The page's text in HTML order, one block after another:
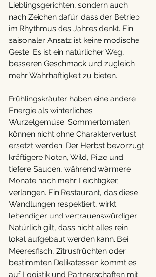
Lieblingsgerichten, sondern auch
nach Zeichen dafür, dass der Betrieb
im Rhythmus des Jahres denkt. Ein
saisonaler Ansatz ist keine modische
Geste. Es ist ein natürlicher Weg,
besseren Geschmack und zugleich
mehr Wahrhaftigkeit zu bieten.
Frühlingskräuter haben eine andere
Energie als winterliches
Wurzelgemüse. Sommertomaten
können nicht ohne Charakterverlust
ersetzt werden. Der Herbst bevorzugt
kräftigere Noten, Wild, Pilze und
tiefere Saucen, während wärmere
Monate nach mehr Leichtigkeit
verlangen. Ein Restaurant, das diese
Wandlungen respektiert, wirkt
lebendiger und vertrauenswürdiger.
Natürlich gilt, dass nicht alles rein
lokal aufgebaut werden kann. Bei
Meeresfisch, Zitrusfrüchten oder
bestimmten Delikatessen kommt es
auf Logistik und Partnerschaften mit